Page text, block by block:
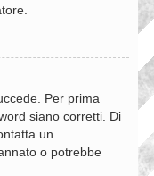
Per prima
siano corretti. Di
un
o potrebbe